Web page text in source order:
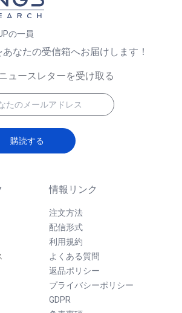
の一員
情報リンク
注文方法
配信形式
利用規約
よくある質問
返品ポリシー
プライバシーポリシー
GDPR
なたの受信箱へお届けします！
ュースレターを受け取る
購読する